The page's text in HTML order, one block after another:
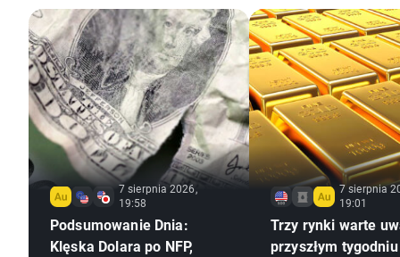
7 sierpnia 2026,
19:58
Podsumowanie Dnia:
Klęska Dolara po NFP,
7 sierpnia
19:01
Trzy rynki warte
przyszłym tygodniu